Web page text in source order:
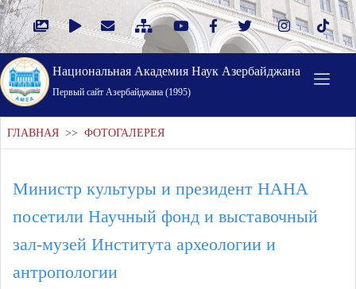
Национальная Академия Наук Азербайджана
Первый cайт Азербайджана (1995)
ГЛАВНАЯ >> ФОТОГАЛЕРЕЯ
Министр культуры и президент НАНА
посетили Научный фонд и выставочный
зал-музей Института археологии и
антропологии